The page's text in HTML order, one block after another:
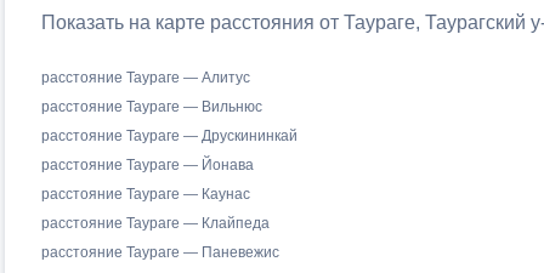
Показать на карте расстояния от Таураге,
расстояние Таураге — Алитус
расстояние Таураге — Вильнюс
расстояние Таураге — Друскининкай
расстояние Таураге — Йонава
расстояние Таураге — Каунас
расстояние Таураге — Клайпеда
расстояние Таураге — Паневежис